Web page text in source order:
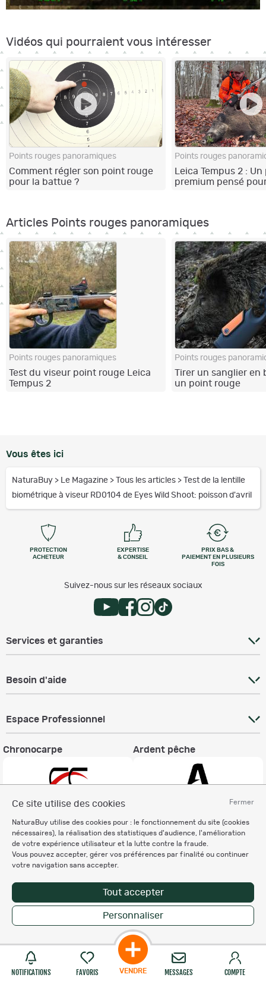
Fermer
Ce site utilise des cookies
NaturaBuy utilise des cookies pour : le fonctionnement du site (cookies
nécessaires), la réalisation des statistiques d'audience, l'amélioration
de votre expérience utilisateur et la lutte contre la fraude.
Vous pouvez accepter, gérer vos préférences par finalité ou continuer
votre navigation sans accepter.
Tout accepter
Personnaliser
NOTIFICATIONS FAVORIS VENDRE MESSAGES COMPTE
Vidéos qui pourraient vous intéresser
Points rouges panoramiques
Comment régler son point rouge
pour la battue ?
Points rouges
Leica Tempus 2 :
premium pensé
Articles Points rouges panoramiques
Points rouges panoramiques
Test du viseur point rouge Leica
Tempus 2
Points rouges
Tirer un sanglier en
un point rouge
Vous êtes ici
NaturaBuy > Le Magazine > Tous les articles > Test de la lentille
biométrique à viseur RD0104 de Eyes Wild Shoot: poisson d'avril
PROTECTION
ACHETEUR
EXPERTISE
& CONSEIL
PRIX BAS &
PAIEMENT EN PLUSIEURS
FOIS
Suivez-nous sur les réseaux sociaux
Services et garanties
Besoin d'aide
Espace Professionnel
Chronocarpe Ardent pêche
Informations légales
Charte éthique
Mentions légales
Règlement & Conditions d'utilisation
Politique de protection
Personnalisation des cookies
Recevez nos newsletters